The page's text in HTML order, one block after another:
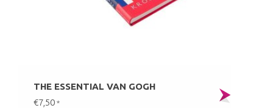
THE ESSENTIAL VAN GOGH
€7,50 *